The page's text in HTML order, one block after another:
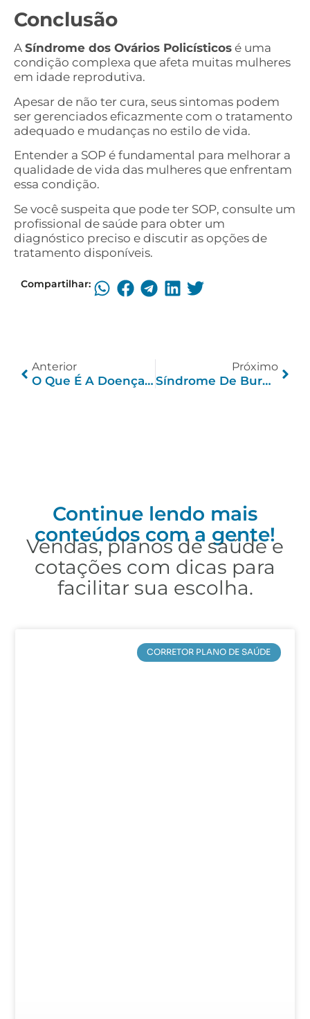
Conclusão
A Síndrome dos Ovários Policísticos é uma
condição complexa que afeta muitas mulheres
em idade reprodutiva.
Apesar de não ter cura, seus sintomas podem
ser gerenciados eficazmente com o tratamento
adequado e mudanças no estilo de vida.
Entender a SOP é fundamental para melhorar a
qualidade de vida das mulheres que enfrentam
essa condição.
Se você suspeita que pode ter SOP, consulte um
profissional de saúde para obter um
diagnóstico preciso e discutir as opções de
tratamento disponíveis.
Compartilhar:
Anterior
O Que É A Doença De Alzheimer?
Próximo
Síndrome De Burnout: O Que É, Sintomas, Causas E Tratamento
Continue lendo mais
conteúdos com a gente!
Vendas, planos de saúde e
cotações com dicas para
facilitar sua escolha.
CORRETOR PLANO DE SAÚDE